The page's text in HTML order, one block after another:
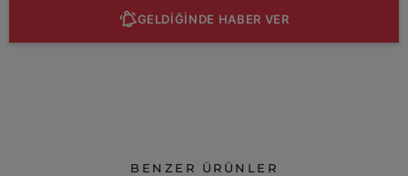
GELDİĞİNDE HABER VER
BENZER ÜRÜNLER